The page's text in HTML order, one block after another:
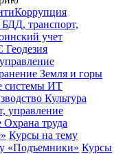
БДД, транспорт,
учет
Геодезия
Земля и горы
системы ИТ
Культура
управление
Охрана труда
Курсы на тему
«Подъемники» Курсы